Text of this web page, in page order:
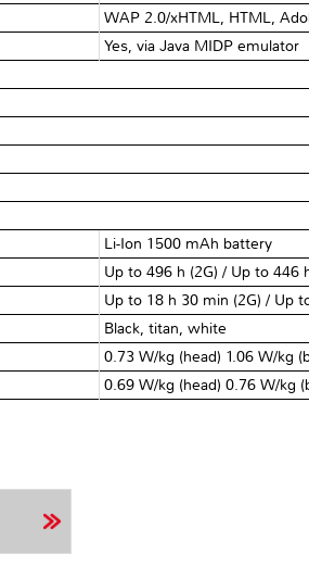
WAP 2.0/xHTML, HTML,
Yes, via Java MIDP emulator
Li-Ion 1500 mAh battery
Up to 496 h (2G) / Up to 446
Up to 18 h 30 min (2G) / Up
Black, titan, white
0.73 W/kg (head) 1.06 W/kg
0.69 W/kg (head) 0.76 W/kg